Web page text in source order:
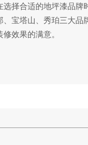
合适的地坪漆品牌
宝塔山、秀珀三大
效果的满意。